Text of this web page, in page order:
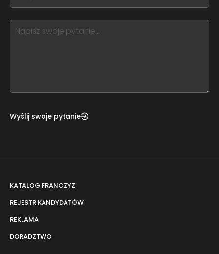
blank
this,
leave
Wyślij swoje pytanie
KATALOG FRANCZYZ
REJESTR KANDYDATÓW
REKLAMA
DORADZTWO